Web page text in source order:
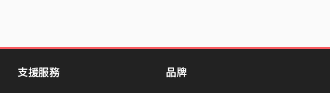
支援服務 品牌